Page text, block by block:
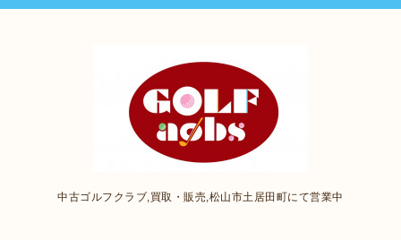
中古ゴルフクラブ,買取・販売,松山市土居田町にて営業中